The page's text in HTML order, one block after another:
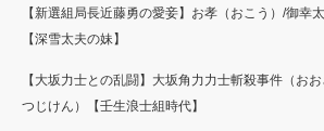
【新選組局長近藤勇の愛妾】お孝（おこう）/御幸
【深雪太夫の妹】
【大坂力士との乱闘】大坂角力力士斬殺事件（お
つじけん）【壬生浪士組時代】